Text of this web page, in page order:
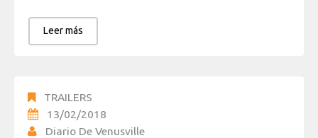
Leer más
TRAILERS
13/02/2018
Diario De Venusville